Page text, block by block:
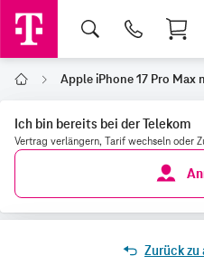
Home Apple iPhone 17 Pro Max
Ich bin bereits bei der Telekom
Vertrag verlängern, Tarif wechseln oder
Zurück